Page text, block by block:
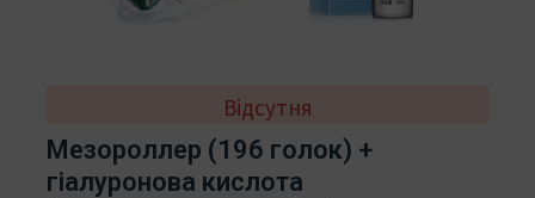
Відсутня
Мезороллер (196 голок) +
гіалуронова кислота